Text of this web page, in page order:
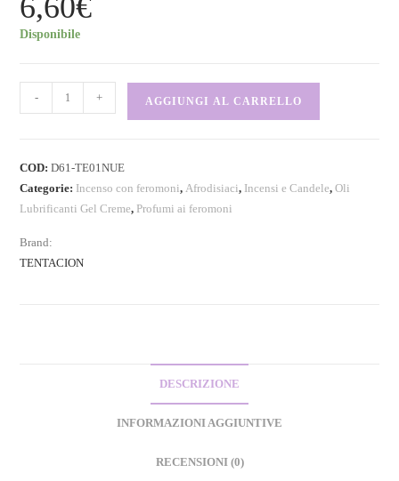
6,60€
Disponibile
- + AGGIUNGI AL CARRELLO
COD:D61-TE01NUE
Categorie: Incenso con feromoni,Afrodisiaci, Incensi e Candele,Oli
Lubrificanti Gel Creme, Profumi ai feromoni
Brand:
TENTACION
DESCRIZIONE
INFORMAZIONI AGGIUNTIVE
RECENSIONI (0)